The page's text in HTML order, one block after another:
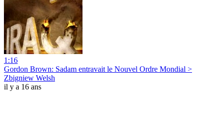
1:16
Gordon Brown: Sadam entravait le Nouvel Ordre Mondial >
Zbigniew Welsh
il y a 16 ans